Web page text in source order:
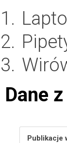
Dane
Publikacje